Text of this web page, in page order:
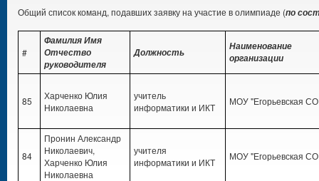
Общий список команд, подавших заявку на участие в олимпиаде (по
#
Фамилия Имя
Отчество
руководителя
Должность
Наименование
организации
85
Харченко Юлия
Николаевна
учитель
информатики и ИКТ
МОУ "Егорьевская
84
Пронин Александр
Николаевич,
Харченко Юлия
Николаевна
учителя
информатики и ИКТ
МОУ "Егорьевская